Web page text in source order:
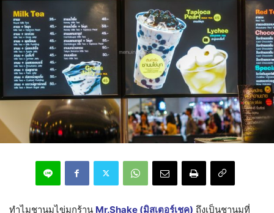
ทำไมชานมไข่มุกร้าน Mr.Shake (มิสเตอร์เชค) ถึงเป็นชานมที่